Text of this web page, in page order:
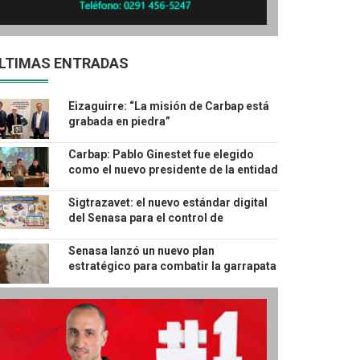
ENTRADAS
Eizaguirre: “La misión de Carbap está
grabada en piedra”
Carbap: Pablo Ginestet fue elegido
como el nuevo presidente de la entidad
Sigtrazavet: el nuevo estándar digital
del Senasa para el control de
Senasa lanzó un nuevo plan
estratégico para combatir la garrapata